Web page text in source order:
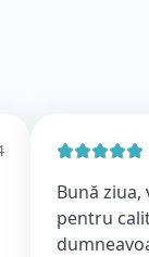
Bună ziua,
pentru calitatea
dumneavoastră